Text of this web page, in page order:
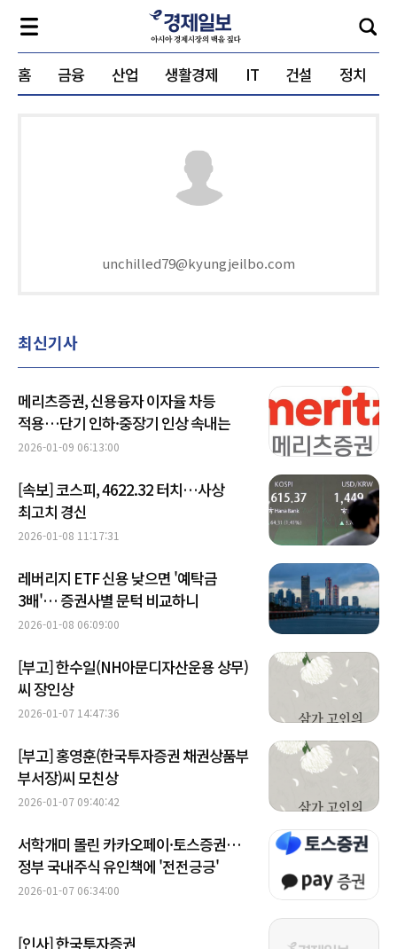
홈 금융 산업 생활경제 IT 건설 정치
unchilled79@kyungjeilbo.com
최신기사
메리츠증권, 신용융자 이자율 차등
적용…단기 인하·중장기 인상 속내는
2026-01-09 06:13:00
[속보] 코스피, 4622.32 터치…사상
최고치 경신
2026-01-08 11:17:31
레버리지 ETF 신용 낮으면 '예탁금
3배'… 증권사별 문턱 비교하니
2026-01-08 06:09:00
[부고] 한수일(NH아문디자산운용 상무)
씨 장인상
2026-01-07 14:47:36
[부고] 홍영훈(한국투자증권 채권상품부
부서장)씨 모친상
2026-01-07 09:40:42
서학개미 몰린 카카오페이·토스증권…
정부 국내주식 유인책에 '전전긍긍'
2026-01-07 06:34:00
[인사] 한국투자증권